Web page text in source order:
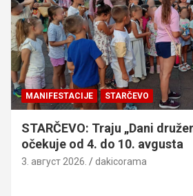
MANIFESTACIJE STARČEVO
STARČEVO: Traju „Dani
očekuje od 4. do 10. avgusta
3. август 2026. dakicorama